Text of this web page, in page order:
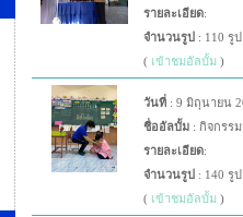
รายละเอียด:
จำนวนรูป : 110 รูป
( เข้าชมอัลบั้ม )
วันที่ : 9 มิถุนายน
ชื่ออัลบั้ม : กิจกรร
รายละเอียด:
จำนวนรูป : 140 รูป
( เข้าชมอัลบั้ม )